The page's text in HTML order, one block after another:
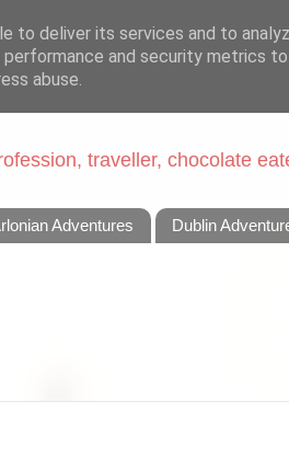
traveller, chocolate
Adventures Dublin
to deliver its services and to
and security metrics
abuse.